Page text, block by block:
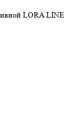
LORA LINE